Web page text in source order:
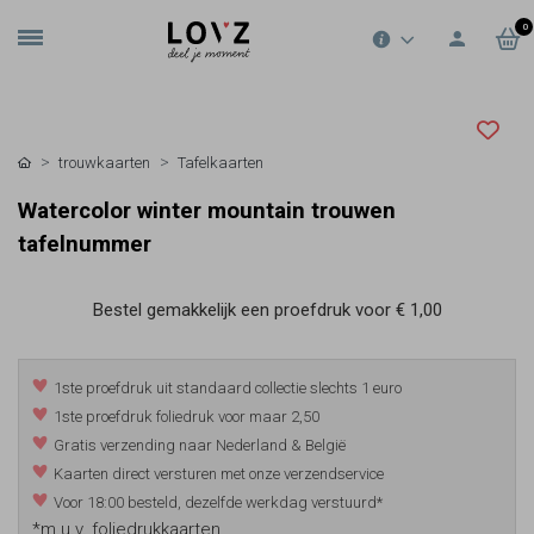
0
trouwkaarten Tafelkaarten
Watercolor winter mountain trouwen
tafelnummer
Bestel gemakkelijk een proefdruk voor € 1,00
1ste proefdruk uit standaard collectie slechts 1 euro
1ste proefdruk foliedruk voor maar 2,50
Gratis verzending naar Nederland & België
Kaarten direct versturen met onze verzendservice
Voor 18:00 besteld, dezelfde werkdag verstuurd*
*m.u.v. foliedrukkaarten